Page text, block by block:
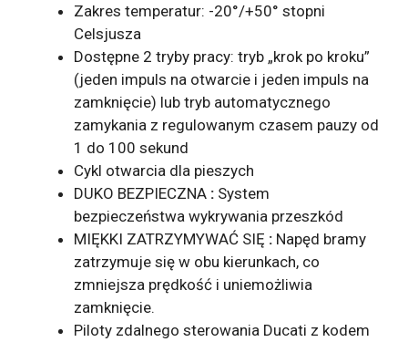
Zakres temperatur: -20°/+50° stopni
Celsjusza
Dostępne 2 tryby pracy: tryb „krok po kroku”
(jeden impuls na otwarcie i jeden impuls na
zamknięcie) lub tryb automatycznego
zamykania z regulowanym czasem pauzy od
1 do 100 sekund
Cykl otwarcia dla pieszych
DUKO BEZPIECZNA : System
bezpieczeństwa wykrywania przeszkód
MIĘKKI ZATRZYMYWAĆ SIĘ : Napęd bramy
zatrzymuje się w obu kierunkach, co
zmniejsza prędkość i uniemożliwia
zamknięcie.
Piloty zdalnego sterowania Ducati z kodem